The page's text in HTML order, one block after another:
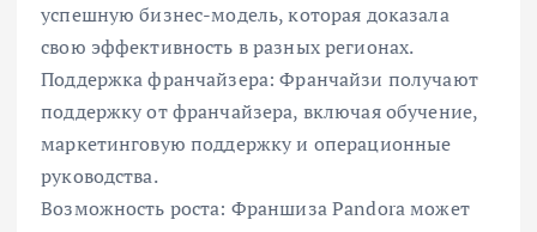
успешную бизнес-модель, которая доказала
свою эффективность в разных регионах.
Поддержка франчайзера: Франчайзи получают
поддержку от франчайзера, включая обучение,
маркетинговую поддержку и операционные
руководства.
Возможность роста: Франшиза Pandora может